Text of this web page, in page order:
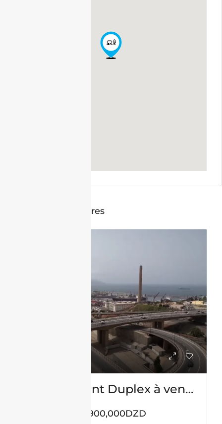
Annonces similaires
Appartement Duplex à vendre – Centre Ville -Oran avec vue sur mer
57,900,000DZD